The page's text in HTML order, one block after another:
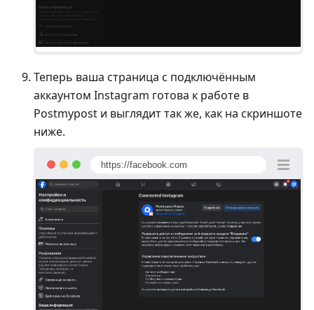
Теперь ваша страница с подключённым
аккаунтом Instagram готова к работе в
Postmypost и выглядит так же, как на скриншоте
ниже.
https://facebook.com